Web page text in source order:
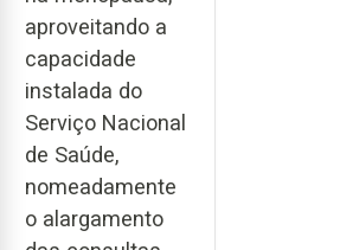
aproveitando a
capacidade
instalada do
Serviço Nacional
de Saúde,
nomeadamente
o alargamento